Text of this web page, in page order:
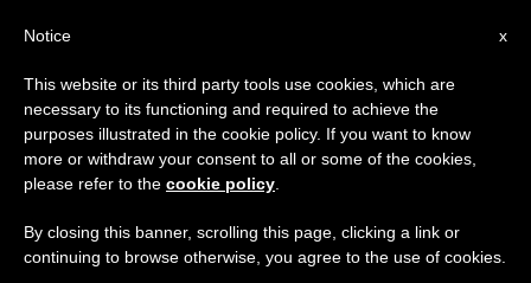
DÍA
Noviembre 4th, 2020
ÚLTIMAS NOTICIAS
×
Aviso importante
Del 27 de julio al 7 de agosto haremos la pausa
anual, aprovechando que en el periodo de verano
se generan menos informaciones y también el
x
Notice
This website or its third party tools use cookies, which are
necessary to its functioning and required to achieve the
purposes illustrated in the cookie policy. If you want to know
more or withdraw your consent to all or some of the cookies,
please refer to the cookie policy
By closing this banner, scrolling this page, clicking a link or
continuing to browse otherwise, you agree to the use of cookies.